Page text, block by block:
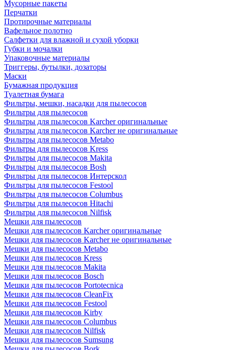
Мусорные пакеты
Перчатки
Протирочные материалы
Вафельное полотно
Салфетки для влажной и сухой уборки
Губки и мочалки
Упаковочные материалы
Триггеры, бутылки, дозаторы
Маски
Бумажная продукция
Туалетная бумага
Фильтры, мешки, насадки для пылесосов
Фильтры для пылесосов
Фильтры для пылесосов Karcher оригинальные
Фильтры для пылесосов Karcher не оригинальные
Фильтры для пылесосов Metabo
Фильтры для пылесосов Kress
Фильтры для пылесосов Makita
Фильтры для пылесосов Bosh
Фильтры для пылесосов Интерскол
Фильтры для пылесосов Festool
Фильтры для пылесосов Columbus
Фильтры для пылесосов Hitachi
Фильтры для пылесосов Nilfisk
Мешки для пылесосов
Мешки для пылесосов Karcher оригинальные
Мешки для пылесосов Karcher не оригинальные
Мешки для пылесосов Metabo
Мешки для пылесосов Kress
Мешки для пылесосов Makita
Мешки для пылесосов Bosch
Мешки для пылесосов Portotecnica
Мешки для пылесосов CleanFix
Мешки для пылесосов Festool
Мешки для пылесосов Kirby
Мешки для пылесосов Columbus
Мешки для пылесосов Nilfisk
Мешки для пылесосов Sumsung